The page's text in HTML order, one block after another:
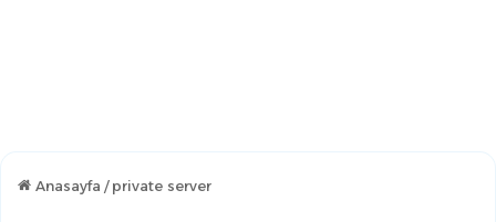
Anasayfa / private server